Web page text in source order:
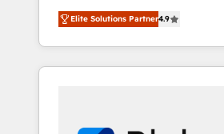
marketing, and service wired
and Integrations: Layer Breeze
agents, and APIs to remove
Ongoing Management:
portal? We are built for the work.
務をつなぐAIネイティブ・エー
て、HubSpot Eliteの実装力で顧
を再設計します。 💡 100inc は何をする会社
か？ HubSpotを共通基盤に、AI
Elite Solutions Partner4.9